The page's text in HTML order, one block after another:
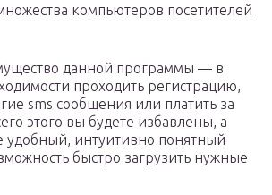
компьютеров посетителей
данной программы — в
проходить регистрацию,
sms сообщения или платить за
этого вы будете избавлены, а
удобный, интуитивно понятный
быстро загрузить нужные